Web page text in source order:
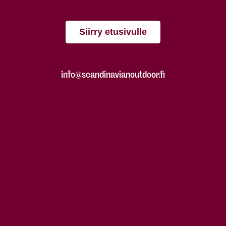
Siirry etusivulle
info@scandinavianoutdoor.fi